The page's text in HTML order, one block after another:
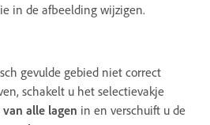
in de afbeelding wijzigen.
gevulde gebied niet correct
schakelt u het selectievakje
alle lagen in en verschuift u de